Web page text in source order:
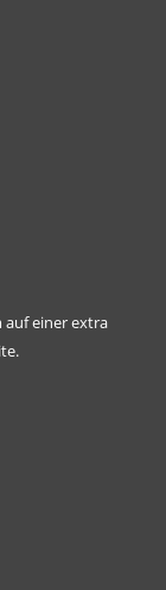
auf einer extra